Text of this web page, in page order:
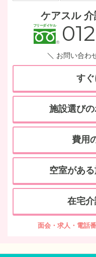
ケアスル
お問い合わ
す
施設選び
費用
空室があ
在宅
面会・求人・電話